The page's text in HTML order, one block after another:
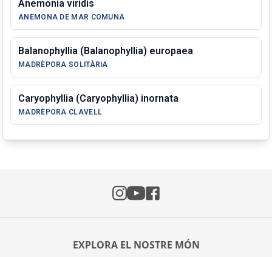
Anemonia viridis
ANÈMONA DE MAR COMUNA
Balanophyllia (Balanophyllia) europaea
MADRÈPORA SOLITÀRIA
Caryophyllia (Caryophyllia) inornata
MADRÈPORA CLAVELL
EXPLORA EL NOSTRE MÓN